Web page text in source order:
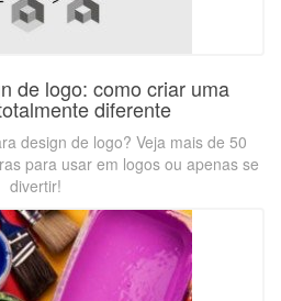
de logo: como criar uma
diferente
design de logo? Veja mais de 50
para usar em logos ou apenas se
divertir!